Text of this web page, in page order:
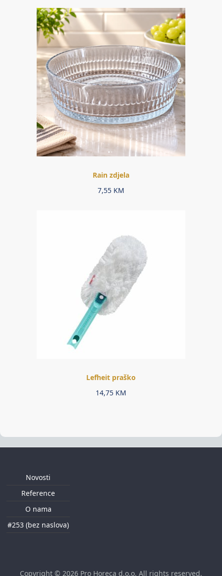
Rain zdjela
7,55 KM
Lefheit praško
14,75 KM
Novosti
Reference
O nama
#253 (bez naslova)
Copyright © 2026 Pro Horeca d.o.o. All rights reserved.